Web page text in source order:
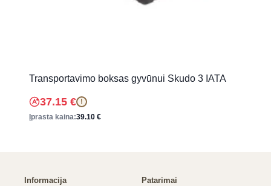
Transportavimo boksas gyvūnui Skudo 3 IATA
37.15 € !
Įprasta kaina:39.10 €
Informacija Patarimai